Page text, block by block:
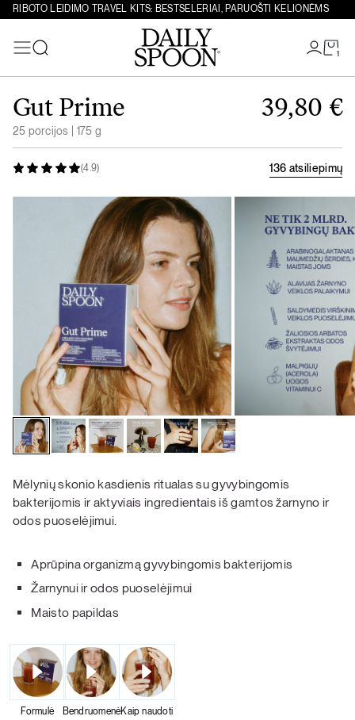
RIBOTO LEIDIMO TRAVEL KITS: BESTSELERIAI, PARUOŠTI KELIONĖMS
1
Paieška
(4.9) 136 atsiliepimų
Gut Prime
25 porcijos | 175 g
39,80 €
Mėlynių skonio kasdienis ritualas su gyvybingomis
bakterijomis ir aktyviais ingredientais iš gamtos žarnyno ir
odos puoselėjimui.
Aprūpina organizmą gyvybingomis bakterijomis
Žarnynui ir odos puoselėjimui
Maisto papildas
Formulė BendruomenėKaip naudoti